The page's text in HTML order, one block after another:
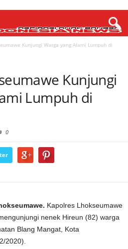
Kunjungi Warga yang Alami Lumpuh di
Kunjungi
Lumpuh di
0
Kapolres Lhokseumawe
nenek Hireun (82) warga
Blang Mangat, Kota
2020).